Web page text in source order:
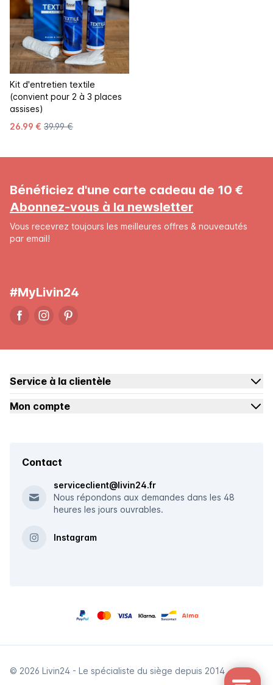
Kit d'entretien textile
(convient pour 2 à 3 places
assises)
26.99 € 39.99 €
Bénéficiez d'une carte cadeau de 10 €
Abonnez-vous à la newsletter
Vous recevrez toujours les meilleures offres & nouveautés
par email!
#MyLivin24
Service à la clientèle
Mon compte
Contact
serviceclient@livin24.fr
Nous répondons aux demandes dans les 48
heures les jours ouvrables.
Instagram
© 2026 Livin24 - Le spécialiste du siège depuis 2014